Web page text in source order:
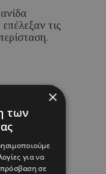
τις
26 - 17:01
×
των
για να
σε